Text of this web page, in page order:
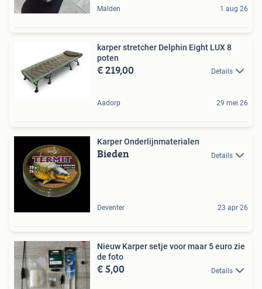
Malden 1 aug 26
karper stretcher Delphin Eight LUX 8
poten
€ 219,00 Details
Aadorp 29 mei 26
Karper Onderlijnmaterialen
Bieden Details
Deventer 23 apr 26
Nieuw Karper setje voor maar 5 euro zie
de foto
€ 5,00 Details